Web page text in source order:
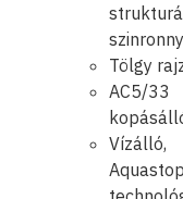
Tölgy
AC5/33
Vízálló,
Aquastop